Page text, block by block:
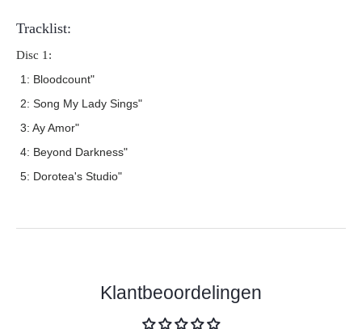
Tracklist:
Disc 1:
1: Bloodcount"
2: Song My Lady Sings"
3: Ay Amor"
4: Beyond Darkness"
5: Dorotea's Studio"
Klantbeoordelingen